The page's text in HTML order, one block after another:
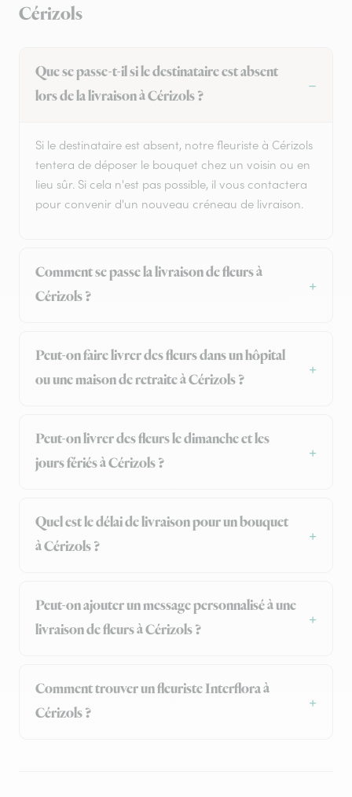
Cérizols
Que se passe-t-il si le destinataire est absent
lors de la livraison à Cérizols ?
Si le destinataire est absent, notre fleuriste à Cérizols
tentera de déposer le bouquet chez un voisin ou en
lieu sûr. Si cela n'est pas possible, il vous contactera
pour convenir d'un nouveau créneau de livraison.
Comment se passe la livraison de fleurs à
Cérizols ?
Peut-on faire livrer des fleurs dans un hôpital
ou une maison de retraite à Cérizols ?
Peut-on livrer des fleurs le dimanche et les
jours fériés à Cérizols ?
Quel est le délai de livraison pour un bouquet
à Cérizols ?
Peut-on ajouter un message personnalisé à une
livraison de fleurs à Cérizols ?
Comment trouver un fleuriste Interflora à
Cérizols ?